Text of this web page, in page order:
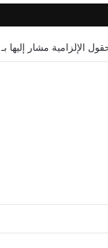
الإلزامية مشار إليها بـ